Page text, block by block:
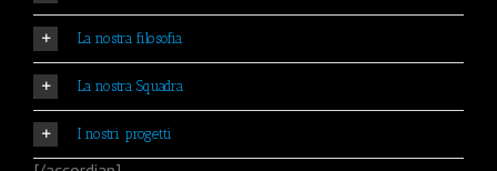
La nostra filosofia
La nostra Squadra
I nostri progetti